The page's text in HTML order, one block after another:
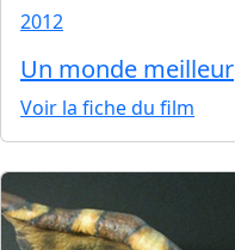
2012
Un monde meilleur
Voir la fiche du film